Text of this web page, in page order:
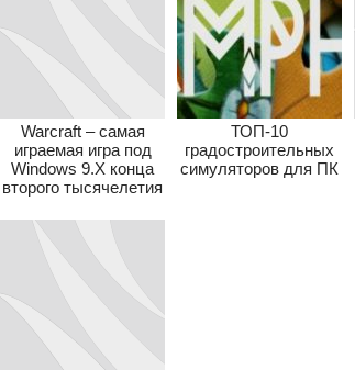
Warcraft – самая
играемая игра под
Windows 9.X конца
второго тысячелетия
ТОП-10
градостроительных
симуляторов для ПК